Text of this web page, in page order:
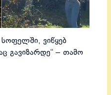
სოფელში, ვიწყებ
გავიზარდე“ – თამო